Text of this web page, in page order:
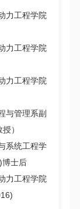
力工程学院
力工程学院
力工程学院
与管理系副
）
系统工程学
博士后
力工程学院